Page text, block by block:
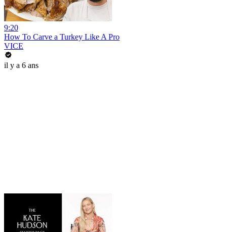
9:20
How To Carve a Turkey Like A Pro
VICE
il y a 6 ans